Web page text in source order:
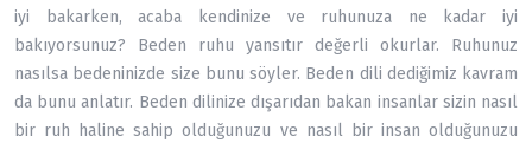
iyi bakarken, acaba kendinize ve ruhunuza ne kadar iyi
bakıyorsunuz? Beden ruhu yansıtır değerli okurlar. Ruhunuz
nasılsa bedeninizde size bunu söyler. Beden dili dediğimiz kavram
da bunu anlatır. Beden dilinize dışarıdan bakan insanlar sizin nasıl
bir ruh haline sahip olduğunuzu ve nasıl bir insan olduğunuzu